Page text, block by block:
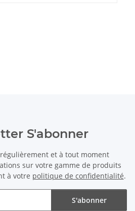
S'abonner
et à tout moment
sur votre gamme de produits
à votre politique de confidentialité.
S'abonner